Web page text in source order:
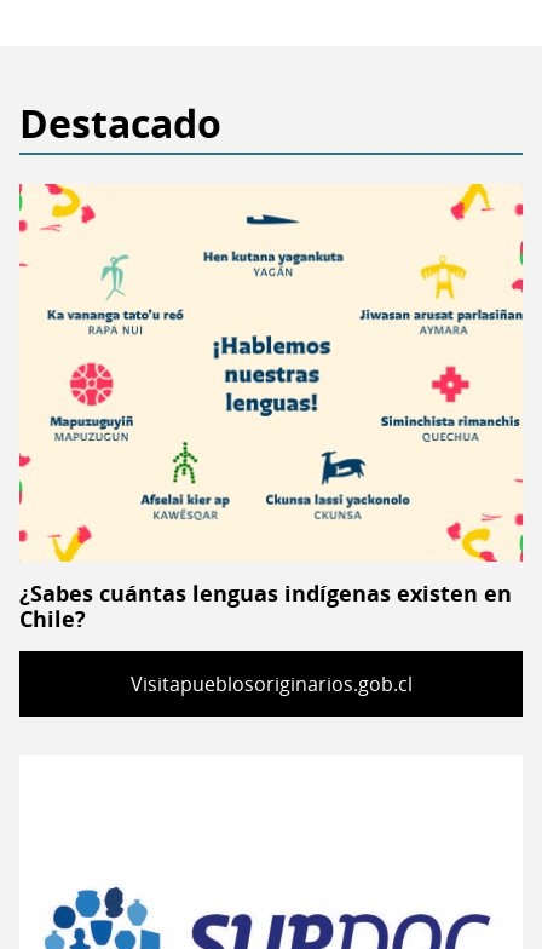
Destacado
¿Sabes cuántas lenguas indígenas existen en
Chile?
Visitapueblosoriginarios.gob.cl